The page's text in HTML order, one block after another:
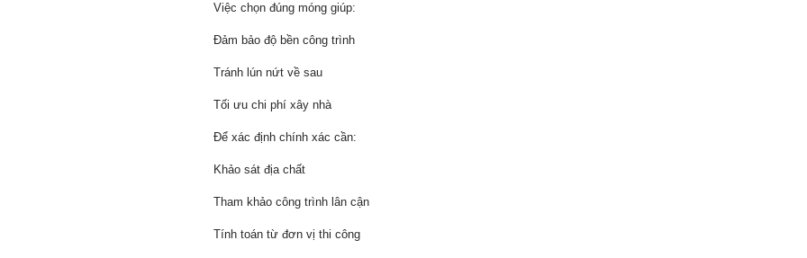
Việc chọn đúng móng giúp:
Đảm bảo độ bền công trình
Tránh lún nứt về sau
Tối ưu chi phí xây nhà
Để xác định chính xác cần:
Khảo sát địa chất
Tham khảo công trình lân cận
Tính toán từ đơn vị thi công